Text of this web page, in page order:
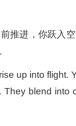
推进，你跃入
up into flight.
blend into